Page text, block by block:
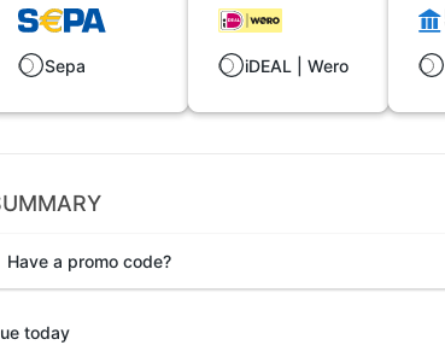
Sepa iDEAL | Wero
Have a promo code?
today